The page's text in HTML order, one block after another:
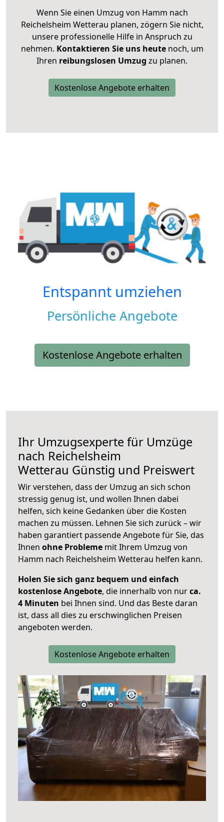
Wenn Sie einen Umzug von Hamm nach
Reichelsheim Wetterau planen, zögern Sie nicht,
unsere professionelle Hilfe in Anspruch zu
nehmen. Kontaktieren Sie uns heutenoch, um
Ihren reibungslosen Umzug zu planen.
Kostenlose Angebote erhalten
Entspannt umziehen
Persönliche Angebote
Kostenlose Angebote erhalten
Ihr Umzugsexperte für Umzüge
nach Reichelsheim
Wetterau Günstig und Preiswert
Wir verstehen, dass der Umzug an sich schon
stressig genug ist, und wollen Ihnen dabei
helfen, sich keine Gedanken über die Kosten
machen zu müssen. Lehnen Sie sich zurück – wir
haben garantiert passende Angebote für Sie, das
Ihnen ohne Probleme mit Ihrem Umzug von
Hamm nach Reichelsheim Wetterau helfen kann.
Holen Sie sich ganz bequem und einfach
kostenlose Angebote, die innerhalb von nurca.
4 Minuten bei Ihnen sind. Und das Beste daran
ist, dass all dies zu erschwinglichen Preisen
angeboten werden.
Kostenlose Angebote erhalten